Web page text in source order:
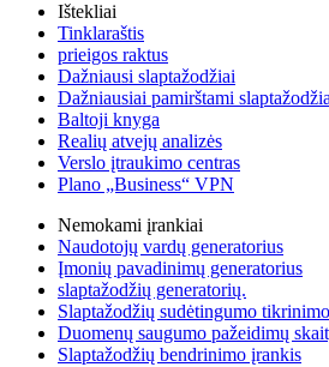
Ištekliai
Tinklaraštis
prieigos raktus
Dažniausi slaptažodžiai
Dažniausiai pamirštami
Baltoji knyga
Realių atvejų analizės
Verslo įtraukimo centras
Plano „Business“ VPN
Nemokami įrankiai
Naudotojų vardų generatorius
Įmonių pavadinimų generatorius
slaptažodžių generatorių.
Slaptažodžių sudėtingumo
Duomenų saugumo pažeidimų
Slaptažodžių bendrinimo įrankis